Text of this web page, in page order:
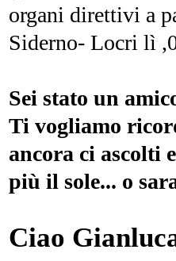
organi direttivi a
Siderno- Locri lì
Sei stato un
Ti vogliamo
ancora ci ascolti
più il sole... o
Ciao